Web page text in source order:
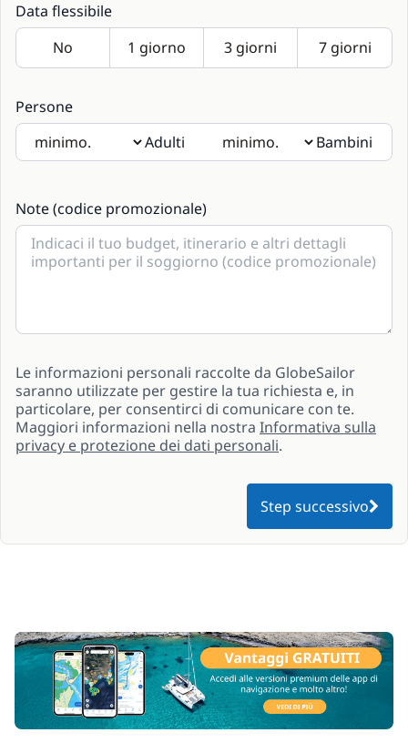
Data flessibile
Persone
Adulti
Bambini
Note (codice promozionale)
Le informazioni personali raccolte da GlobeSailor
saranno utilizzate per gestire la tua richiesta e, in
particolare, per consentirci di comunicare con te.
Maggiori informazioni nella nostra Informativa sulla
privacy e protezione dei dati personali.
Step successivo